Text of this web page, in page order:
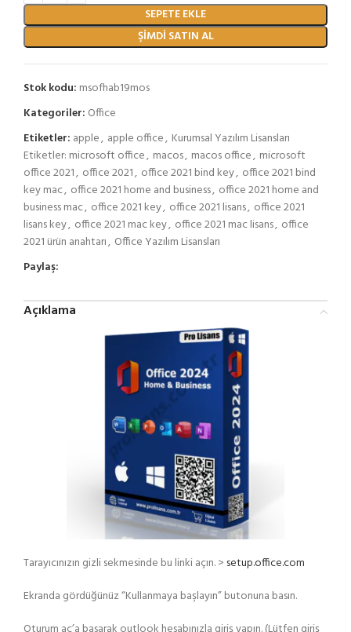
SEPETE EKLE
ŞIMDI SATIN AL
Stok kodu: msofhab19mos
Kategoriler: Office
Etiketler: apple, apple office, Kurumsal Yazılım Lisansları
Etiketler: microsoft office, macos, macos office, microsoft
office 2021, office 2021, office 2021 bind key, office 2021 bind
key mac, office 2021 home and business, office 2021 home and
business mac, office 2021 key, office 2021 lisans, office 2021
lisans key, office 2021 mac key, office 2021 mac lisans, office
2021 ürün anahtarı, Office Yazılım Lisansları
Paylaş:
Açıklama
Tarayıcınızın gizli sekmesinde bu linki açın. > setup.office.com
Ekranda gördüğünüz “Kullanmaya başlayın” butonuna basın.